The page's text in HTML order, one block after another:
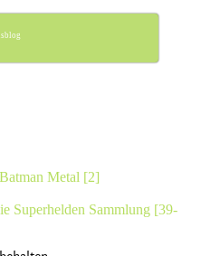
Metal [2]
Superhelden Sammlung [39-